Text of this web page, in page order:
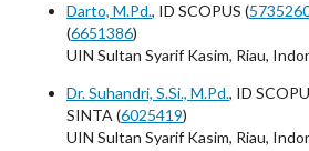
Darto, M.Pd., ID SCOPUS (
(6651386)
UIN Sultan Syarif Kasim, Riau,
Dr. Suhandri, S.Si., M.Pd., ID
SINTA (6025419)
UIN Sultan Syarif Kasim, Riau,